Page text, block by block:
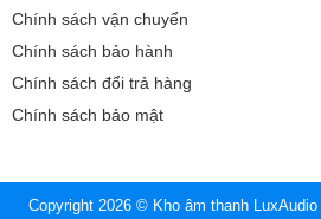
Chính sách vận chuyển
Chính sách bảo hành
Chính sách đổi trả hàng
Chính sách bảo mật
Copyright 2026 © Kho âm thanh